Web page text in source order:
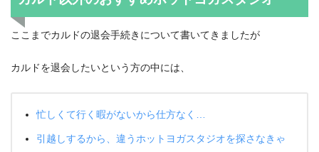
ここまでカルドの退会手続きについて書いてきましたが
カルドを退会したいという方の中には、
忙しくて行く暇がないから仕方なく…
引越しするから、違うホットヨガスタジオを探さなきゃ